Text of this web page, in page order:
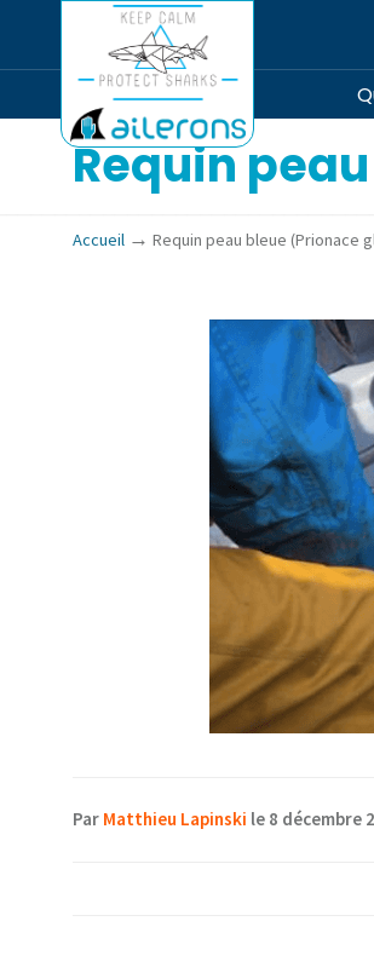
Requin
Accueil →Requin peau bleue (Prionace
Par Matthieu Lapinski le 8 décembre